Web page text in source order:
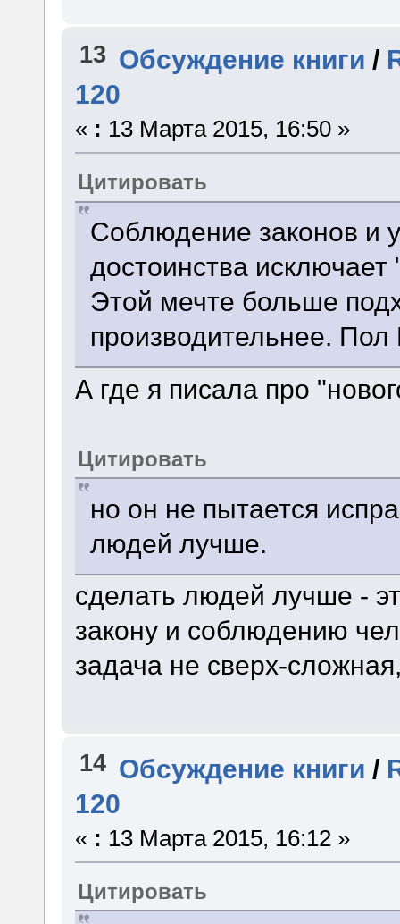
13 Обсуждение книги /
120
« : 13 Марта 2015, 16:50 »
Цитировать
Соблюдение законов и
достоинства
Этой мечте больше
производительнее. Пол
А где я писала про
Цитировать
но он не пытается
людей лучше.
сделать людей лучше -
закону и соблюдению
задача не сверх-
14 Обсуждение книги /
120
« : 13 Марта 2015, 16:12 »
Цитировать